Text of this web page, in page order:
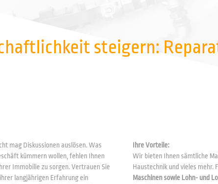
steigern:
mag Diskussionen auslösen. Was
kümmern wollen, fehlen Ihnen
Immobilie zu sorgen. Vertrauen Sie
langjährigen Erfahrung ein
Ihre Vorteile:
Wir bieten Ihnen sämtliche
Haustechnik und vieles mehr.
Maschinen sowie Lohn- und